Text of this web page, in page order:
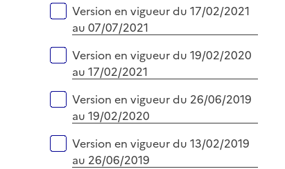
Version en vigueur du 17/02/2021
au 07/07/2021
Version en vigueur du 19/02/2020
au 17/02/2021
Version en vigueur du 26/06/2019
au 19/02/2020
Version en vigueur du 13/02/2019
au 26/06/2019